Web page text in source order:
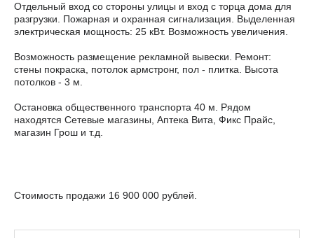
Отдельный вход со стороны улицы и вход с торца дома для
разгрузки. Пожарная и охранная сигнализация. Выделенная
электрическая мощность: 25 кВт. Возможность увеличения.
Возможность размещение рекламной вывески. Ремонт:
стены покраска, потолок армстронг, пол - плитка. Высота
потолков - 3 м.
Остановка общественного транспорта 40 м. Рядом
находятся Сетевые магазины, Аптека Вита, Фикс Прайс,
магазин Грош и т.д.
Стоимость продажи 16 900 000 рублей.